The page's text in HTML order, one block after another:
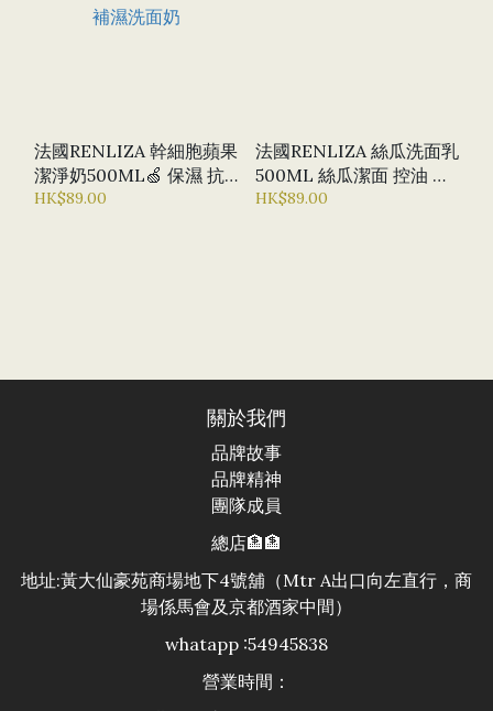
法國RENLIZA 幹細胞蘋果
潔淨奶500ML🍏 保濕 抗
氧化 抗衰老 改善肌膚粗糙
HK$89.00
法國RENLIZA 絲瓜洗面乳
500ML 絲瓜潔面 控油 補
水 排毒解毒 洗面奶
HK$89.00
關於我們
品牌故事
品牌精神
團隊成員
總店🏦🏦
地址:黃大仙豪苑商場地下4號舖（Mtr A出口向左直行，商
場係馬會及京都酒家中間）
whatapp :54945838
營業時間：